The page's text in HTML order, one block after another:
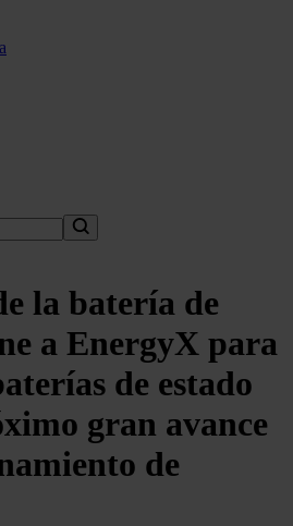
la batería de
a EnergyX para
de estado
gran avance
de